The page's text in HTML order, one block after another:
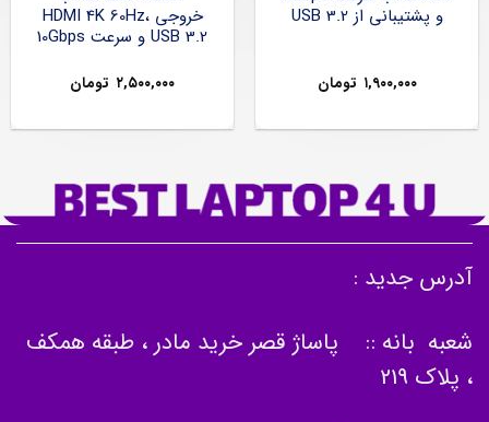
و پشتیبانی از USB 3.2
۱,۹۰۰,۰۰۰ تومان
خروجی HDMI 4K 60Hz،
USB 3.2 و سرعت 10Gbps
۲,۵۰۰,۰۰۰ تومان
آدرس جدید :
شعبه بانه :: پاساژ قصر خرید مادر ، طبقه همکف
، پلاک 219